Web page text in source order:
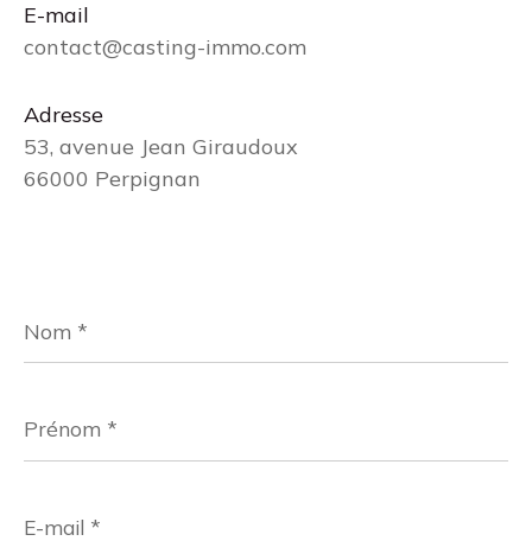
E-mail
contact@casting-immo.com
Adresse
53, avenue Jean Giraudoux
66000 Perpignan
*
*
mail